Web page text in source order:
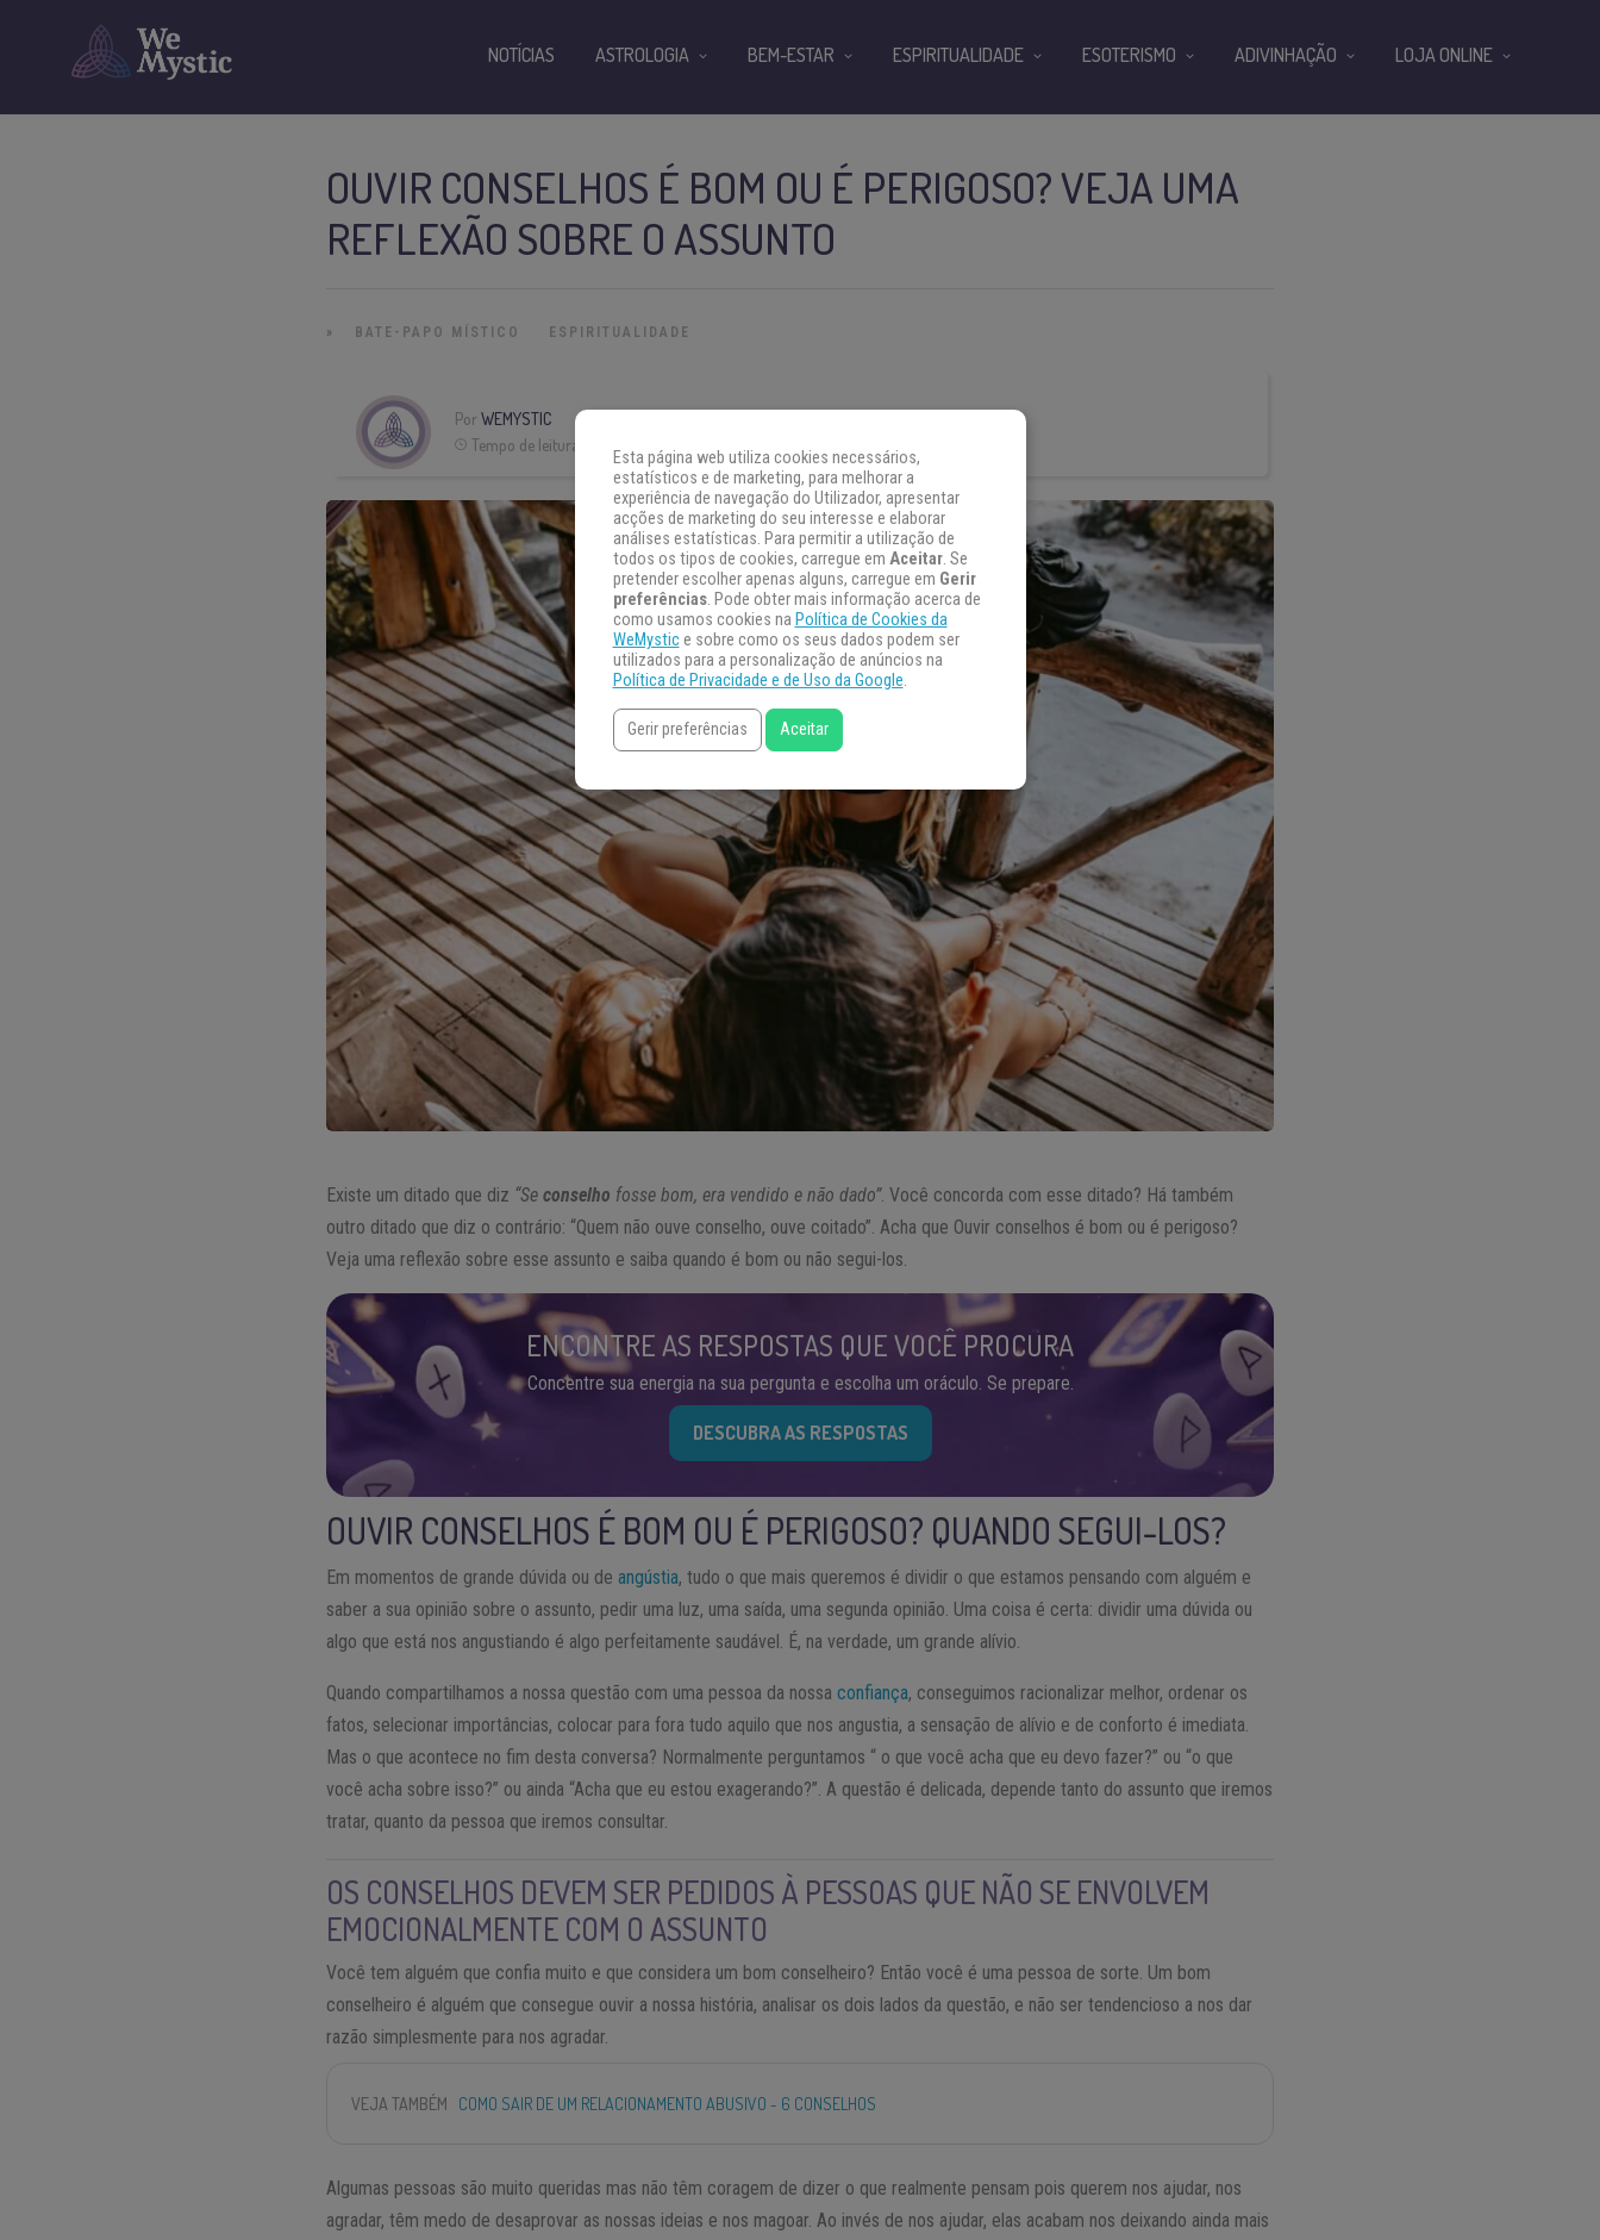
OUVIR CONSELHOS É BOM OU É PERIGOSO? VEJA UMA
REFLEXÃO SOBRE O ASSUNTO
» BATE-PAPO MÍSTICO ESPIRITUALIDADE
PorWEMYSTIC
Tempo de leitura:
Existe um ditado que diz “Seconselho fosse bom, era vendido e não dado”. Você concorda com esse ditado? Há também
outro ditado que diz o contrário: “Quem não ouve conselho, ouve coitado”. Acha que Ouvir conselhos é bom ou é perigoso?
Veja uma reflexão sobre esse assunto e saiba quando é bom ou não segui-los.
ENCONTRE AS RESPOSTAS QUE VOCÊ PROCURA
Concentre sua energia na sua pergunta e escolha um oráculo. Se prepare.
DESCUBRA AS RESPOSTAS
OUVIR CONSELHOS É BOM OU É PERIGOSO? QUANDO SEGUI-LOS?
Em momentos de grande dúvida ou deangústia, tudo o que mais queremos é dividir o que estamos pensando com alguém e
saber a sua opinião sobre o assunto, pedir uma luz, uma saída, uma segunda opinião. Uma coisa é certa: dividir uma dúvida ou
algo que está nos angustiando é algo perfeitamente saudável. É, na verdade, um grande alívio.
Quando compartilhamos a nossa questão com uma pessoa da nossaconfiança, conseguimos racionalizar melhor, ordenar os
fatos, selecionar importâncias, colocar para fora tudo aquilo que nos angustia, a sensação de alívio e de conforto é imediata.
Mas o que acontece no fim desta conversa? Normalmente perguntamos “ o que você acha que eu devo fazer?” ou “o que
você acha sobre isso?” ou ainda “Acha que eu estou exagerando?”. A questão é delicada, depende tanto do assunto que iremos
tratar, quanto da pessoa que iremos consultar.
OS CONSELHOS DEVEM SER PEDIDOS À PESSOAS QUE NÃO SE ENVOLVEM
EMOCIONALMENTE COM O ASSUNTO
Você tem alguém que confia muito e que considera um bom conselheiro? Então você é uma pessoa de sorte. Um bom
conselheiro é alguém que consegue ouvir a nossa história, analisar os dois lados da questão, e não ser tendencioso a nos dar
razão simplesmente para nos agradar.
VEJA TAMBÉM COMO SAIR DE UM RELACIONAMENTO ABUSIVO - 6 CONSELHOS
Algumas pessoas são muito queridas mas não têm coragem de dizer o que realmente pensam pois querem nos ajudar, nos
agradar, têm medo de desaprovar as nossas ideias e nos magoar. Ao invés de nos ajudar, elas acabam nos deixando ainda mais
NOTÍCIAS ASTROLOGIA BEM-ESTAR ESPIRITUALIDADE ESOTERISMO ADIVINHAÇÃO LOJA ONLINE
Esta página web utiliza cookies necessários,
estatísticos e de marketing, para melhorar a
experiência de navegação do Utilizador, apresentar
acções de marketing do seu interesse e elaborar
análises estatísticas. Para permitir a utilização de
todos os tipos de cookies, carregue em Aceitar. Se
pretender escolher apenas alguns, carregue em Gerir
preferências. Pode obter mais informação acerca de
como usamos cookies na Política de Cookies da
WeMystice sobre como os seus dados podem ser
utilizados para a personalização de anúncios na
Política de Privacidade e de Uso da Google.
Gerir preferências Aceitar